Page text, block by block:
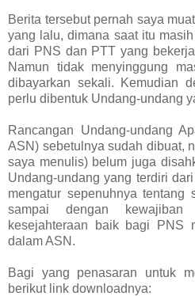
Berita tersebut pernah saya
yang lalu, dimana saat itu
dari PNS dan PTT yang
Namun tidak menyinggung
dibayarkan sekali. Kemudian
perlu dibentuk Undang-undang
Rancangan Undang-undang
ASN) sebetulnya sudah dibuat,
saya menulis) belum juga
Undang-undang yang terdiri
mengatur sepenuhnya tentang
sampai dengan
kesejahteraan baik bagi PNS
dalam ASN.
Bagi yang penasaran untuk
berikut link downloadnya: